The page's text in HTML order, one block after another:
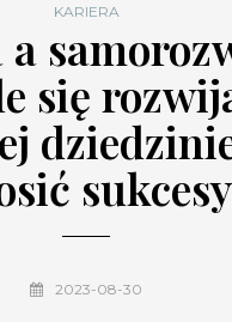
KARIERA
się
2023-08-30